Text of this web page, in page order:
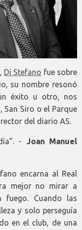
Di Stefano fue sobre
su nombre resonó
éxito u otro, nos
San Siro o el Parque
del diario AS.
- Joan Manuel
encarna al Real
mejor no mirar a
fuego. Cuando las
y solo perseguía
en el club, de una